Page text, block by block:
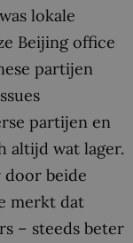
lokale
Beijing office
partijen
partijen en
altijd wat lager.
beide
merkt dat
– steeds beter